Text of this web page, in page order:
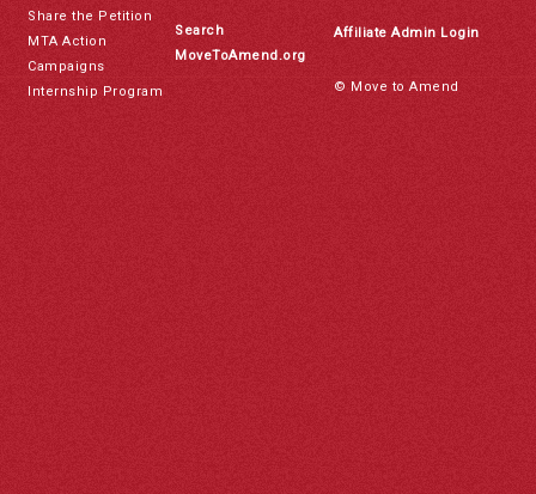
Share the Petition
MTA Action
Campaigns
Internship Program
Search
MoveToAmend.org
Affiliate Admin Login
© Move to Amend